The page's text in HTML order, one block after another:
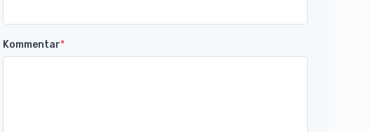
Kommentar*